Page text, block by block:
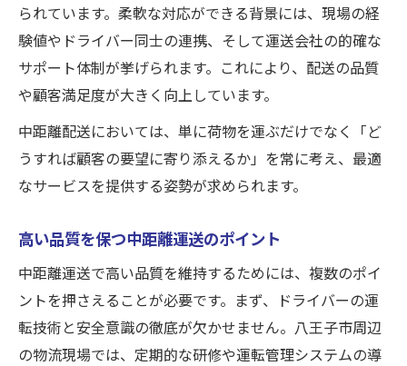
られています。柔軟な対応ができる背景には、現場の経
験値やドライバー同士の連携、そして運送会社の的確な
サポート体制が挙げられます。これにより、配送の品質
や顧客満足度が大きく向上しています。
中距離配送においては、単に荷物を運ぶだけでなく「ど
うすれば顧客の要望に寄り添えるか」を常に考え、最適
なサービスを提供する姿勢が求められます。
高い品質を保つ中距離運送のポイント
中距離運送で高い品質を維持するためには、複数のポイ
ントを押さえることが必要です。まず、ドライバーの運
転技術と安全意識の徹底が欠かせません。八王子市周辺
の物流現場では、定期的な研修や運転管理システムの導